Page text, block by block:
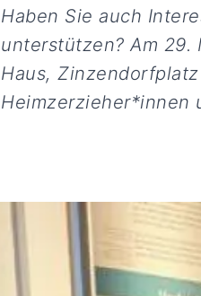
Haben Sie auch
unterstützen? Am
Haus,
Heimzerzieher*innen